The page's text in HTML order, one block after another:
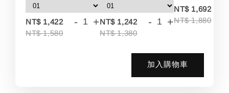
NT$ 1,422
NT$ 1,580
- +NT$ 1,242
NT$ 1,380
- +
NT$ 1,692
NT$ 1,880
加入購物車